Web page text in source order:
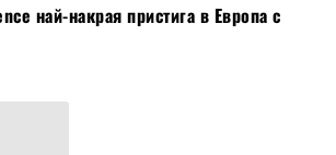
най-накрая пристига в Европа с